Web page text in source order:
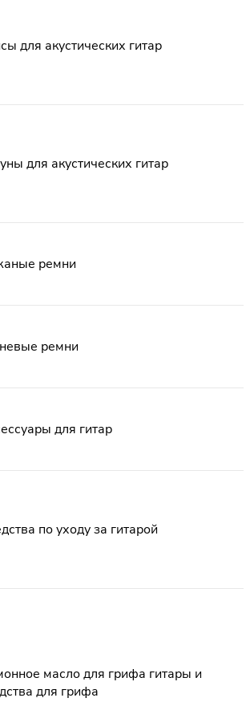
для акустических гитар
для акустических гитар
ремни
ремни
для гитар
по уходу за гитарой
масло для грифа гитары и
для грифа